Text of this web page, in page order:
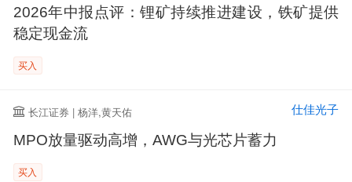
2026年中报点评：锂矿持续推进建设，铁矿提供
稳定现金流
买入
长江证券 | 杨洋,黄天佑 仕佳光子
MPO放量驱动高增，AWG与光芯片蓄力
买入